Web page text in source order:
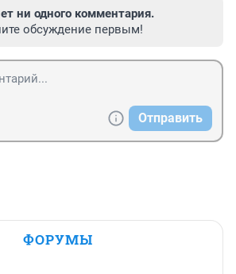
ни одного комментария.
обсуждение первым!
Отправить
ФОРУМЫ